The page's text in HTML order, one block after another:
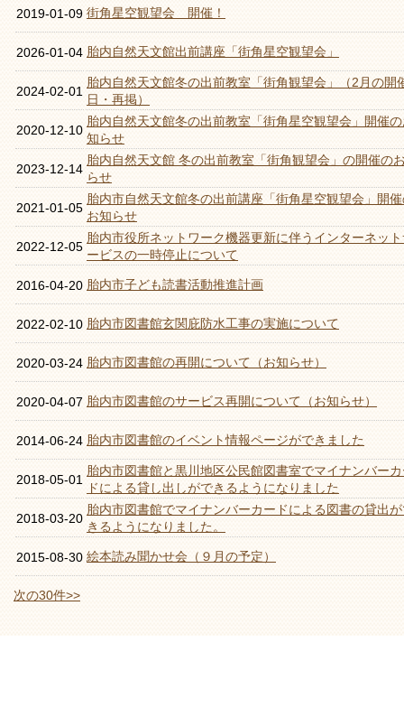
2019-01-09 街角星空観望会 開催！
2026-01-04 胎内自然天文館出前講座「街角星空観望会」
2024-02-01
胎内自然天文館冬の出前教室「街角観望会」（2月の開
日・再掲）
2020-12-10
胎内自然天文館冬の出前教室「街角星空観望会」開催
知らせ
2023-12-14
胎内自然天文館 冬の出前教室「街角観望会」の開催の
らせ
2021-01-05
胎内市自然天文館冬の出前講座「街角星空観望会」開
お知らせ
2022-12-05
胎内市役所ネットワーク機器更新に伴うインターネッ
ービスの一時停止について
2016-04-20 胎内市子ども読書活動推進計画
2022-02-10 胎内市図書館玄関庇防水工事の実施について
2020-03-24 胎内市図書館の再開について（お知らせ）
2020-04-07 胎内市図書館のサービス再開について（お知らせ）
2014-06-24 胎内市図書館のイベント情報ページができました
2018-05-01
胎内市図書館と黒川地区公民館図書室でマイナンバー
ドによる貸し出しができるようになりました
2018-03-20
胎内市図書館でマイナンバーカードによる図書の貸出
きるようになりました。
2015-08-30 絵本読み聞かせ会（９月の予定）
次の30件>>